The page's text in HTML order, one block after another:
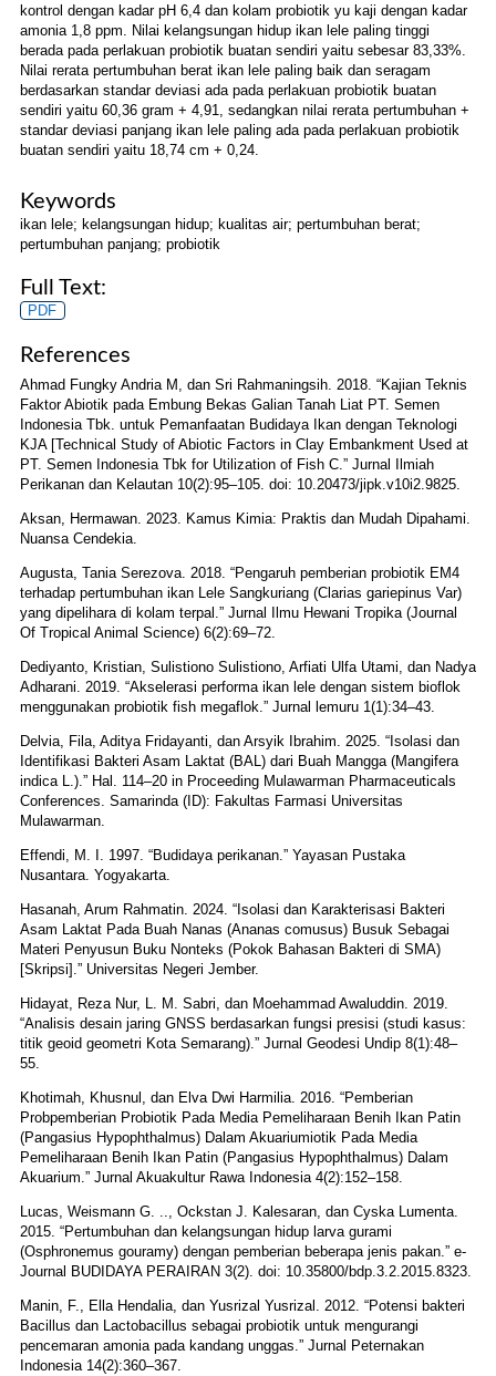
kontrol dengan kadar pH 6,4 dan kolam probiotik yu kaji dengan kadar
amonia 1,8 ppm. Nilai kelangsungan hidup ikan lele paling tinggi
berada pada perlakuan probiotik buatan sendiri yaitu sebesar 83,33%.
Nilai rerata pertumbuhan berat ikan lele paling baik dan seragam
berdasarkan standar deviasi ada pada perlakuan probiotik buatan
sendiri yaitu 60,36 gram + 4,91, sedangkan nilai rerata pertumbuhan +
standar deviasi panjang ikan lele paling ada pada perlakuan probiotik
buatan sendiri yaitu 18,74 cm + 0,24.
Keywords
ikan lele; kelangsungan hidup; kualitas air; pertumbuhan berat;
pertumbuhan panjang; probiotik
Full Text:
PDF
References
Ahmad Fungky Andria M, dan Sri Rahmaningsih. 2018. “Kajian Teknis
Faktor Abiotik pada Embung Bekas Galian Tanah Liat PT. Semen
Indonesia Tbk. untuk Pemanfaatan Budidaya Ikan dengan Teknologi
KJA [Technical Study of Abiotic Factors in Clay Embankment Used at
PT. Semen Indonesia Tbk for Utilization of Fish C.” Jurnal Ilmiah
Perikanan dan Kelautan 10(2):95–105. doi: 10.20473/jipk.v10i2.9825.
Aksan, Hermawan. 2023. Kamus Kimia: Praktis dan Mudah Dipahami.
Nuansa Cendekia.
Augusta, Tania Serezova. 2018. “Pengaruh pemberian probiotik EM4
terhadap pertumbuhan ikan Lele Sangkuriang (Clarias gariepinus Var)
yang dipelihara di kolam terpal.” Jurnal Ilmu Hewani Tropika (Journal
Of Tropical Animal Science) 6(2):69–72.
Dediyanto, Kristian, Sulistiono Sulistiono, Arfiati Ulfa Utami, dan Nadya
Adharani. 2019. “Akselerasi performa ikan lele dengan sistem bioflok
menggunakan probiotik fish megaflok.” Jurnal lemuru 1(1):34–43.
Delvia, Fila, Aditya Fridayanti, dan Arsyik Ibrahim. 2025. “Isolasi dan
Identifikasi Bakteri Asam Laktat (BAL) dari Buah Mangga (Mangifera
indica L.).” Hal. 114–20 in Proceeding Mulawarman Pharmaceuticals
Conferences. Samarinda (ID): Fakultas Farmasi Universitas
Mulawarman.
Effendi, M. I. 1997. “Budidaya perikanan.” Yayasan Pustaka
Nusantara. Yogyakarta.
Hasanah, Arum Rahmatin. 2024. “Isolasi dan Karakterisasi Bakteri
Asam Laktat Pada Buah Nanas (Ananas comusus) Busuk Sebagai
Materi Penyusun Buku Nonteks (Pokok Bahasan Bakteri di SMA)
[Skripsi].” Universitas Negeri Jember.
Hidayat, Reza Nur, L. M. Sabri, dan Moehammad Awaluddin. 2019.
“Analisis desain jaring GNSS berdasarkan fungsi presisi (studi kasus:
titik geoid geometri Kota Semarang).” Jurnal Geodesi Undip 8(1):48–
55.
Khotimah, Khusnul, dan Elva Dwi Harmilia. 2016. “Pemberian
Probpemberian Probiotik Pada Media Pemeliharaan Benih Ikan Patin
(Pangasius Hypophthalmus) Dalam Akuariumiotik Pada Media
Pemeliharaan Benih Ikan Patin (Pangasius Hypophthalmus) Dalam
Akuarium.” Jurnal Akuakultur Rawa Indonesia 4(2):152–158.
Lucas, Weismann G. .., Ockstan J. Kalesaran, dan Cyska Lumenta.
2015. “Pertumbuhan dan kelangsungan hidup larva gurami
(Osphronemus gouramy) dengan pemberian beberapa jenis pakan.” e-
Journal BUDIDAYA PERAIRAN 3(2). doi: 10.35800/bdp.3.2.2015.8323.
Manin, F., Ella Hendalia, dan Yusrizal Yusrizal. 2012. “Potensi bakteri
Bacillus dan Lactobacillus sebagai probiotik untuk mengurangi
pencemaran amonia pada kandang unggas.” Jurnal Peternakan
Indonesia 14(2):360–367.